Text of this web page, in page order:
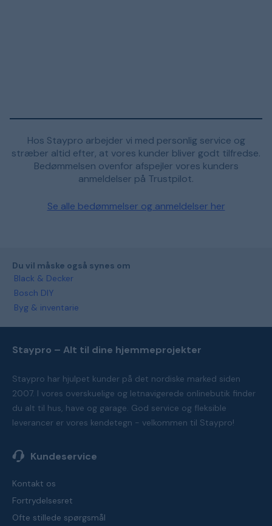
Hos Staypro arbejder vi med personlig service og
stræber altid efter, at vores kunder bliver godt tilfredse.
Bedømmelsen ovenfor afspejler vores kunders
anmeldelser på Trustpilot.
Se alle bedømmelser og anmeldelser her
Du vil måske også synes om
Black & Decker
Bosch DIY
Byg & inventarie
Staypro – Alt til dine hjemmeprojekter
Staypro har hjulpet kunder på det nordiske marked siden
2007. I vores overskuelige og letnavigerede onlinebutik finder
du alt til hus, have og garage. God service og fleksible
leverancer er vores kendetegn - velkommen til Staypro!
Kundeservice
Kontakt os
Fortrydelsesret
Ofte stillede spørgsmål